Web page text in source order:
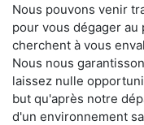
Nous pouvons venir
pour vous dégager
cherchent à vous
Nous nous
laissez nulle
but qu'après notre
d'un environnement